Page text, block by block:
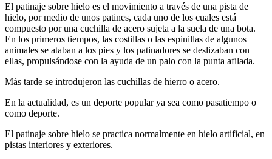
El patinaje sobre hielo es el movimiento a través de una pista de
hielo, por medio de unos patines, cada uno de los cuales está
compuesto por una cuchilla de acero sujeta a la suela de una bota.
En los primeros tiempos, las costillas o las espinillas de algunos
animales se ataban a los pies y los patinadores se deslizaban con
ellas, propulsándose con la ayuda de un palo con la punta afilada.
Más tarde se introdujeron las cuchillas de hierro o acero.
En la actualidad, es un deporte popular ya sea como pasatiempo o
como deporte.
El patinaje sobre hielo se practica normalmente en hielo artificial, en
pistas interiores y exteriores.